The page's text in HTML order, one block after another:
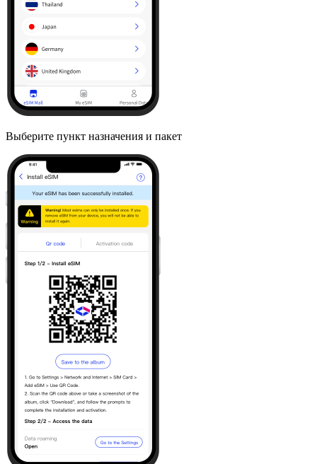
Выберите пункт назначения и пакет